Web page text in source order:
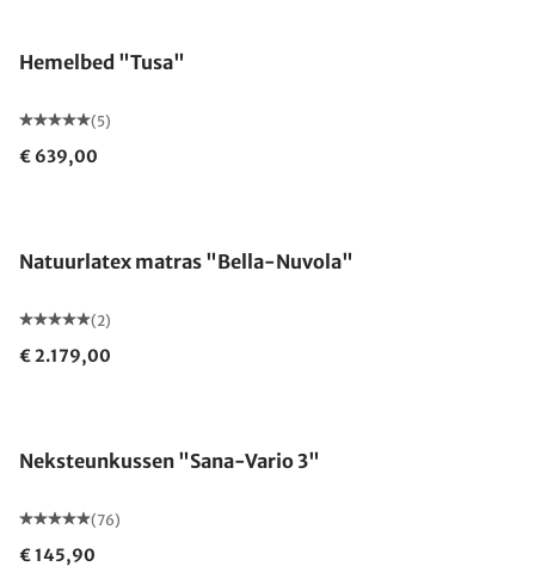
Hemelbed "Tusa"
(5)
€ 639,00
Natuurlatex matras "Bella-Nuvola"
(2)
€ 2.179,00
Neksteunkussen "Sana-Vario 3"
(76)
€ 145,90